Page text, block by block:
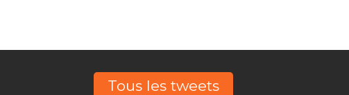
Tous les tweets